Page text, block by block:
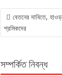
POST
NAVIGATION
বেতনের দাবিতে,
শ্রমিকদের
সম্পর্কিত নিবন্ধ